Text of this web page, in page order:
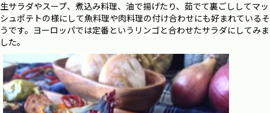
生サラダやスープ、煮込み料理、油で揚げたり、茹でて裏ごししてマッ
シュポテトの様にして魚料理や肉料理の付け合わせにも好まれているそ
うです。ヨーロッパでは定番というリンゴと合わせたサラダにしてみま
した。